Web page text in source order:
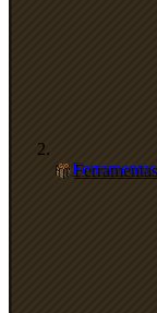
Ferramentas